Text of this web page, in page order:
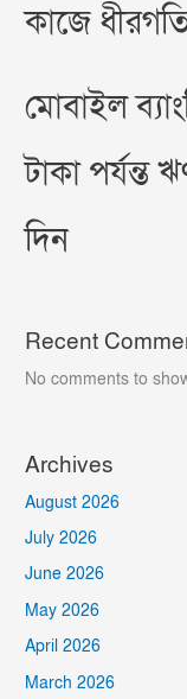
কাজে
মোবাইল
টাকা
দিন
Recent
No comments to
Archives
August 2026
July 2026
June 2026
May 2026
April 2026
March 2026